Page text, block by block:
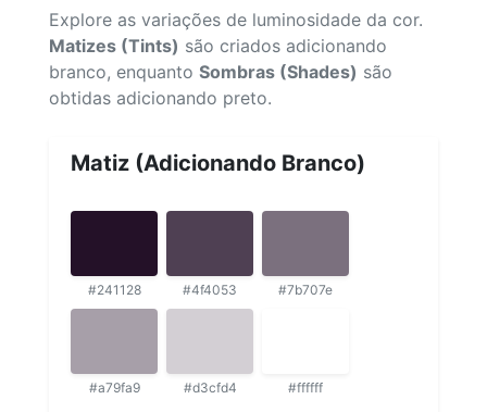
Explore as variações de luminosidade da cor.
Matizes (Tints) são criados adicionando
branco, enquanto Sombras (Shades) são
obtidas adicionando preto.
Matiz (Adicionando Branco)
#241128 #4f4053 #7b707e
#a79fa9 #d3cfd4 #ffffff